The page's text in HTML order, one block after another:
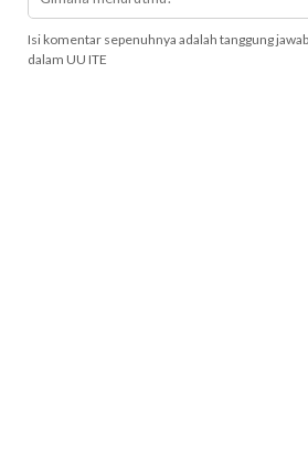
Isi komentar sepenuhnya adalah tanggung
dalam UU ITE